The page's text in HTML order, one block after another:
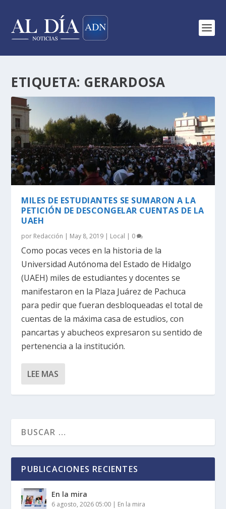
ETIQUETA: GERARDOSA
MILES DE ESTUDIANTES SE SUMARON A LA
PETICIÓN DE DESCONGELAR CUENTAS DE LA
UAEH
por Redacción | May 8, 2019 | Local | 0
Como pocas veces en la historia de la
Universidad Autónoma del Estado de Hidalgo
(UAEH) miles de estudiantes y docentes se
manifestaron en la Plaza Juárez de Pachuca
para pedir que fueran desbloqueadas el total de
cuentas de la máxima casa de estudios, con
pancartas y abucheos expresaron su sentido de
pertenencia a la institución.
LEE MAS
PUBLICACIONES RECIENTES
En la mira
6 agosto, 2026 05:00 | En la mira